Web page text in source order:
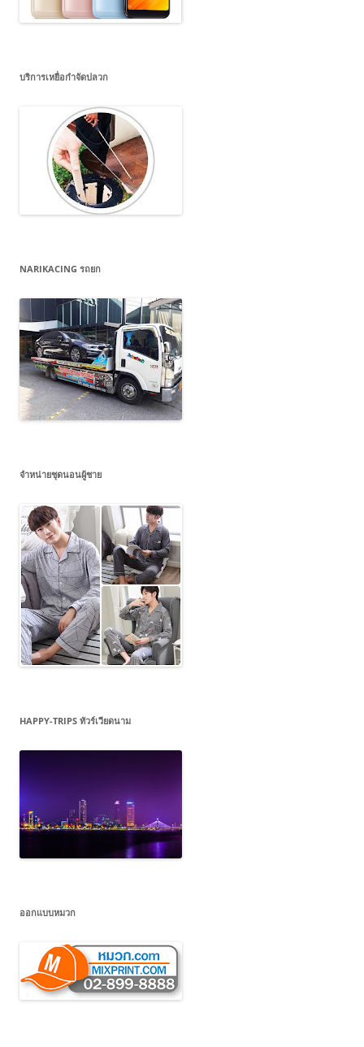
บริการเหยื่อกำจัดปลวก
NARIKACING รถยก
จำหน่ายชุดนอนผู้ชาย
HAPPY-TRIPS ทัวร์เวียดนาม
ออกแบบหมวก